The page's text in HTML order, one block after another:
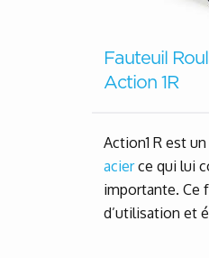
Fauteuil
Action 1R
Action1 R est un
acierce qui lui
importante. Ce
d’utilisation et